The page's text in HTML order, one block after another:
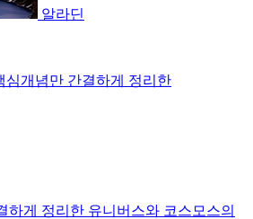
알라딘
심개념만 간결하게 정리한
하게 정리한 유니버스와 코스모스의